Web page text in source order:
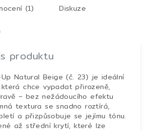
(1) Diskuze
produktu
Up Natural Beige (č. 23) je ideální
chce vypadat přirozeně,
– bez nežádoucího efektu
textura se snadno roztírá,
a přizpůsobuje se jejímu tónu.
až střední krytí, které lze